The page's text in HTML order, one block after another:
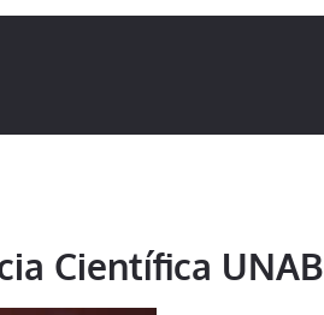
Científica UNAB